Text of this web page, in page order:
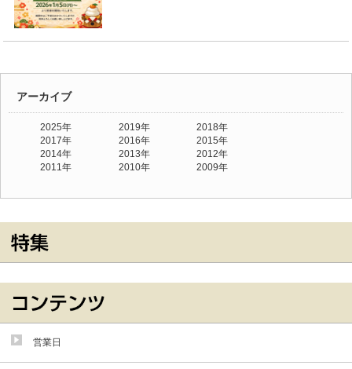
アーカイブ
2025年 2019年
2018年
2017年
2016年
2015年
2014年
2013年
2012年
2011年
2010年 2009年
営業日